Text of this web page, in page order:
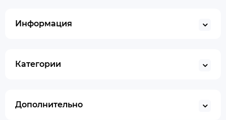
Информация
Категории
Дополнительно